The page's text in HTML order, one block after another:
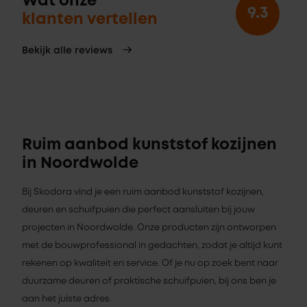
klanten vertellen
Bekijk alle reviews
9.3
Ruim aanbod kunststof kozijnen
in Noordwolde
Bij Skodora vind je een ruim aanbod kunststof kozijnen,
deuren en schuifpuien die perfect aansluiten bij jouw
projecten in Noordwolde. Onze producten zijn ontworpen
met de bouwprofessional in gedachten, zodat je altijd kunt
rekenen op kwaliteit en service. Of je nu op zoek bent naar
duurzame deuren of praktische schuifpuien, bij ons ben je
aan het juiste adres.